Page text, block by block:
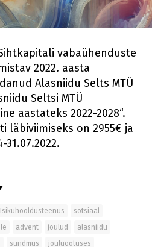
vabaühenduste
2022. aasta
Alasniidu Selts MTÜ
Seltsi MTÜ
aastateks 2022-2028“.
läbiviimiseks on 2955€ ja
Isikuhooldusteenus
sotsiaal
advent jõulud
alasniidu
sündmus
jõuluootuses